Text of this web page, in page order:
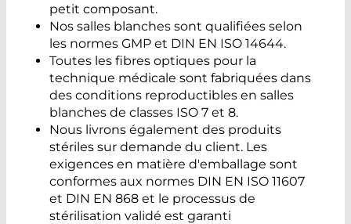
petit composant.
Nos salles blanches sont qualifiées selon
les normes GMP et DIN EN ISO 14644.
Toutes les fibres optiques pour la
technique médicale sont fabriquées dans
des conditions reproductibles en salles
blanches de classes ISO 7 et 8.
Nous livrons également des produits
stériles sur demande du client. Les
exigences en matière d'emballage sont
conformes aux normes DIN EN ISO 11607
et DIN EN 868 et le processus de
stérilisation validé est garanti